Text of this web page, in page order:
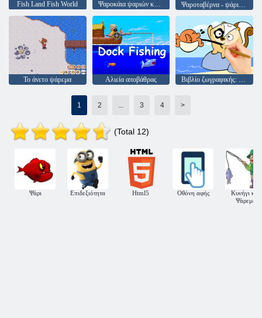
Fish Land Fish World Ψαροκάια ψαριών κυνηγός Ψαροταβέρνα - ψάρι κόσμος
Το άνετο ψάρεμα Αλιεία αποβάθρας
1 2 3 4 >
(Total 12)
Ψάρι Επιδεξιότητα Html5 Οθόνη αφής
Κυνήγι και
Ψάρεμα